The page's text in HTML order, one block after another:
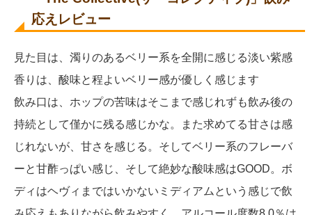
応えレビュー
見た目は、濁りのあるベリー系を全開に感じる淡い紫感
香りは、酸味と程よいベリー感が優しく感じます
飲み口は、ホップの苦味はそこまで感じれずも飲み後の
持続として僅かに残る感じかな。また求めてる甘さは感
じれないが、甘さを感じる。そしてベリー系のフレーバ
ーと甘酢っぱい感じ、そして絶妙な酸味感はGOOD。ボ
ディはヘヴィまではいかないミディアムという感じで飲